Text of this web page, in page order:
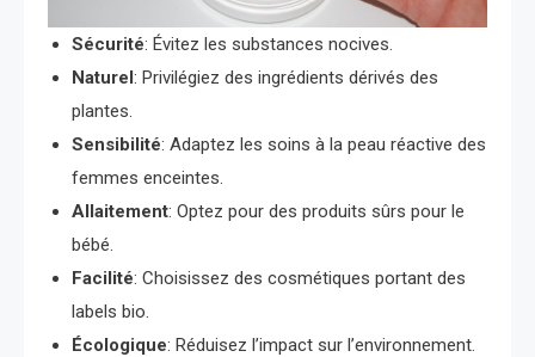
Sécurité: Évitez les substances nocives.
Naturel: Privilégiez des ingrédients dérivés des
plantes.
Sensibilité: Adaptez les soins à la peau réactive des
femmes enceintes.
Allaitement: Optez pour des produits sûrs pour le
bébé.
Facilité: Choisissez des cosmétiques portant des
labels bio.
Écologique: Réduisez l’impact sur l’environnement.